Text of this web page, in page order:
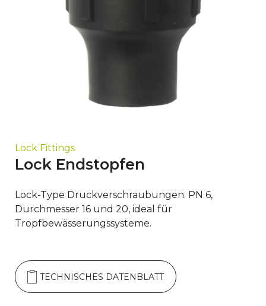
Lock Fittings
Lock Endstopfen
Lock-Type Druckverschraubungen. PN 6,
Durchmesser 16 und 20, ideal für
Tropfbewässerungssysteme.
TECHNISCHES DATENBLATT